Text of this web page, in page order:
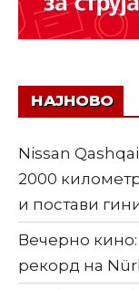
НАЈНОВО
Nissan
2000
и постави
Вечерно
рекорд на